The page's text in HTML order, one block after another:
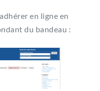
en ligne en
du bandeau :